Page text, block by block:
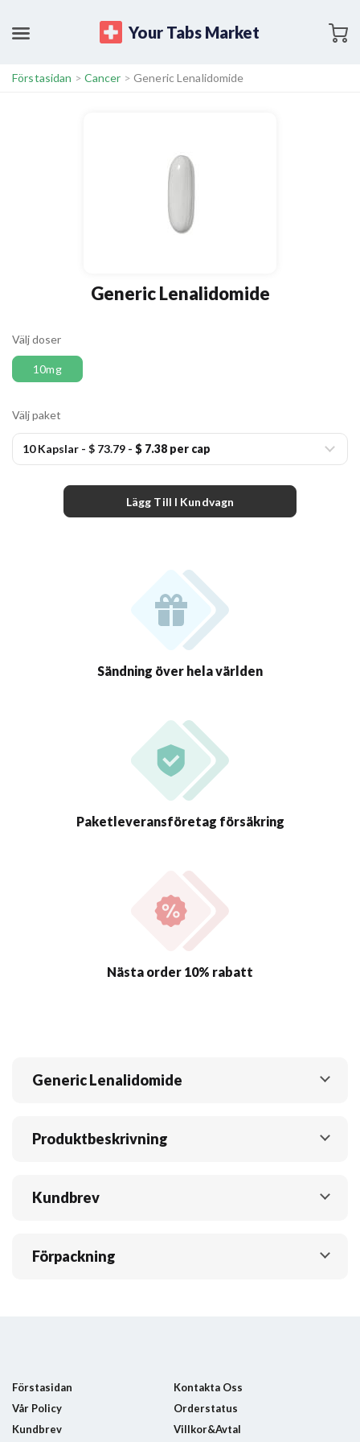
Your Tabs Market
Förstasidan > Cancer > Generic Lenalidomide
Generic Lenalidomide
Välj doser
10mg
Välj paket
10 Kapslar - $ 73.79 - $ 7.38 per cap
Lägg Till I Kundvagn
Sändning över hela världen
Paketleveransföretag försäkring
Nästa order 10% rabatt
Generic Lenalidomide
Produktbeskrivning
Kundbrev
Förpackning
Förstasidan
Kontakta Oss
Vår Policy
Orderstatus
Kundbrev
Villkor&Avtal